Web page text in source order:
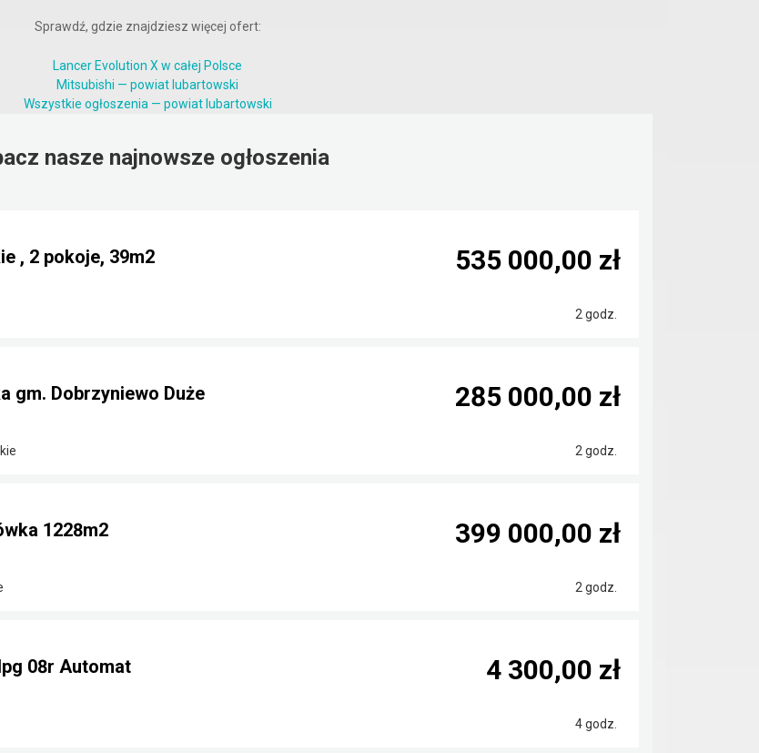
Sprawdź, gdzie znajdziesz więcej ofert:
Lancer Evolution X w całej Polsce
Mitsubishi — powiat lubartowski
Wszystkie ogłoszenia — powiat lubartowski
nasze najnowsze ogłoszenia
, 2 pokoje, 39m2
2 godz.
535 000,00 zł
gm. Dobrzyniewo Duże
2 godz.
285 000,00 zł
1228m2
2 godz.
399 000,00 zł
08r Automat
4 godz.
4 300,00 zł